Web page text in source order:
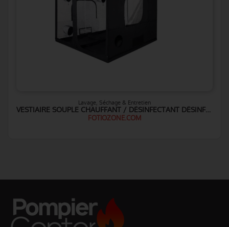
Lavage, Séchage & Entretien
VESTIAIRE SOUPLE CHAUFFANT / DÉSINFECTANT DÉSINFECTANT
FOTIOZONE.COM